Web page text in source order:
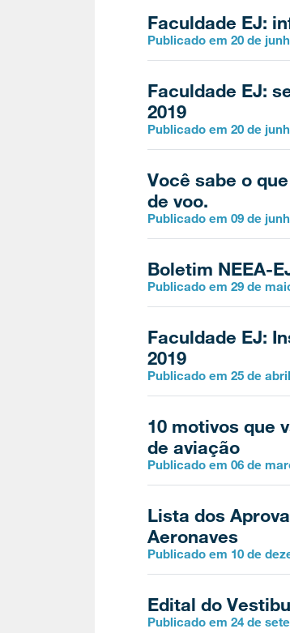
Faculdade EJ:
Publicado em 20 de
Faculdade EJ:
2019
Publicado em 20 de
Você sabe o
de voo.
Publicado em 09 de
Boletim NEEA-
Publicado em 29 de
Faculdade EJ:
2019
Publicado em 25 de
10 motivos que
de aviação
Publicado em 06 de
Lista dos
Aeronaves
Publicado em 10 de
Edital do
Publicado em 24 de